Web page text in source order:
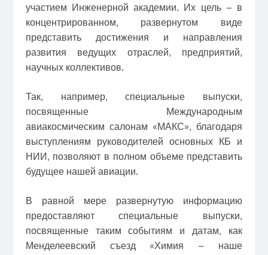
участием Инженерной академии. Их цель – в
концентрированном, развернутом виде
представить достижения и направления
развития ведущих отраслей, предприятий,
научных коллективов.
Так, например, специальные выпуски,
посвященные Международным
авиакосмическим салонам «МАКС», благодаря
выступлениям руководителей основных КБ и
НИИ, позволяют в полном объеме представить
будущее нашей авиации.
В равной мере развернутую информацию
предоставляют специальные выпуски,
посвященные таким событиям и датам, как
Менделеевский съезд «Химия – наше